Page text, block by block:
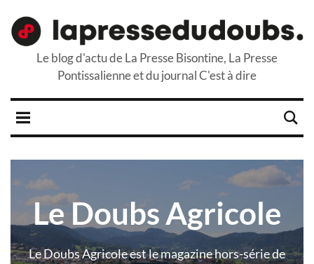
Le blog d'actu de La Presse Bisontine, La Presse
Pontissalienne et du journal C'est à dire
Le Doubs Agricole
Le Doubs Agricole est le magazine hors-série de